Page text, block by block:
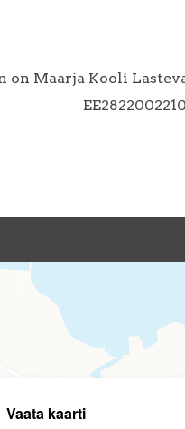
Maarja Kooli
Vaata kaarti